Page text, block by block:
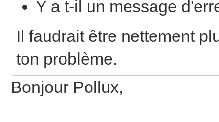
Y a t-il un message
Il faudrait être nettement
ton problème.
Bonjour Pollux,